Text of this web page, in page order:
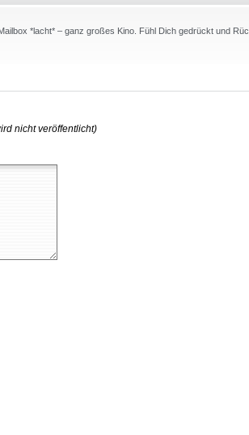
*lacht* – ganz großes Kino. Fühl Dich gedrückt und
nicht veröffentlicht)